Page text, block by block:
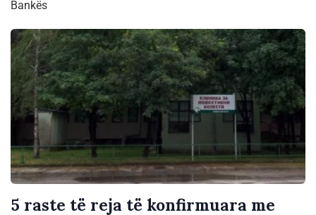
Bankës
5 raste të reja të konfirmuara me